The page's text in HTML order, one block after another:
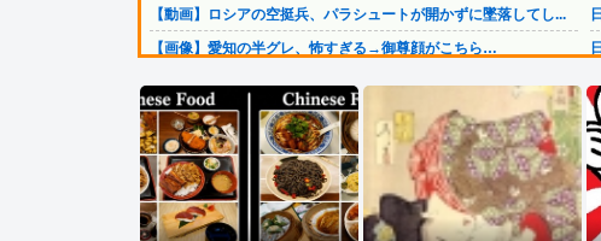
【動画】ロシアの空挺兵、パラシュートが開かずに墜落してし...
【画像】愛知の半グレ、怖すぎる→御尊顔がこちら…
【動画】逃げる判断はやっ！埼玉でスマホ運転のプリウスに当...
イオン爆発事故の遺族、社長発言にブチギレ「本当のことを話...
秋田県職員さん、会見をバスローブ＆喫煙スタイルで対応して...
滝沢秀明社長、熊本入り示唆「男手が必要。時間を見つけて行...
【画像】この人って無事だったんかいwwwwwwww